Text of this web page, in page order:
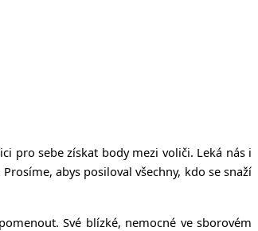
pro sebe získat body mezi voliči. Leká nás i
abys posiloval všechny, kdo se snaží
Své blízké, nemocné ve sborovém